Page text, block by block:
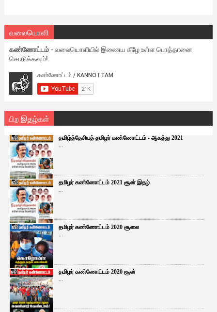
வலையொளி
கண்ணோட்டம் - வலையொளியில் இணைய கீழே உள்ள பொத்தானை
சொடுக்கவும்!
பிற இதழ்கள்
தமிழ்த்தேசியத் தமிழர் கண்ணோட்டம் - ஆகத்து 2021
...
தமிழர் கண்ணோட்டம் 2021 சூன் இதழ்
...
தமிழர் கண்ணோட்டம் 2020 சூலை
...
தமிழர் கண்ணோட்டம் 2020 சூன்
...